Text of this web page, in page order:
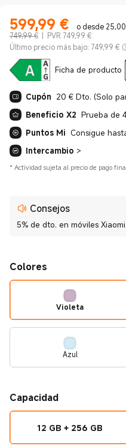
599,99 €
Current Price €599.99
o desde
749,99 € | PVR 749,99 €
Último precio más bajo: 749,99 €
Ficha de producto
Cupón 20 € Dto. (Solo
Beneficio X2
Puntos Mi Consigue
Intercambio >
* Actividad sujeta al precio de pago
Consejos
5% de dto. en móviles
Colores
Violeta
Azul
Capacidad
12 GB + 256 GB